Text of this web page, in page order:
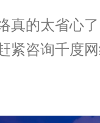
真的太省心
紧咨询千度